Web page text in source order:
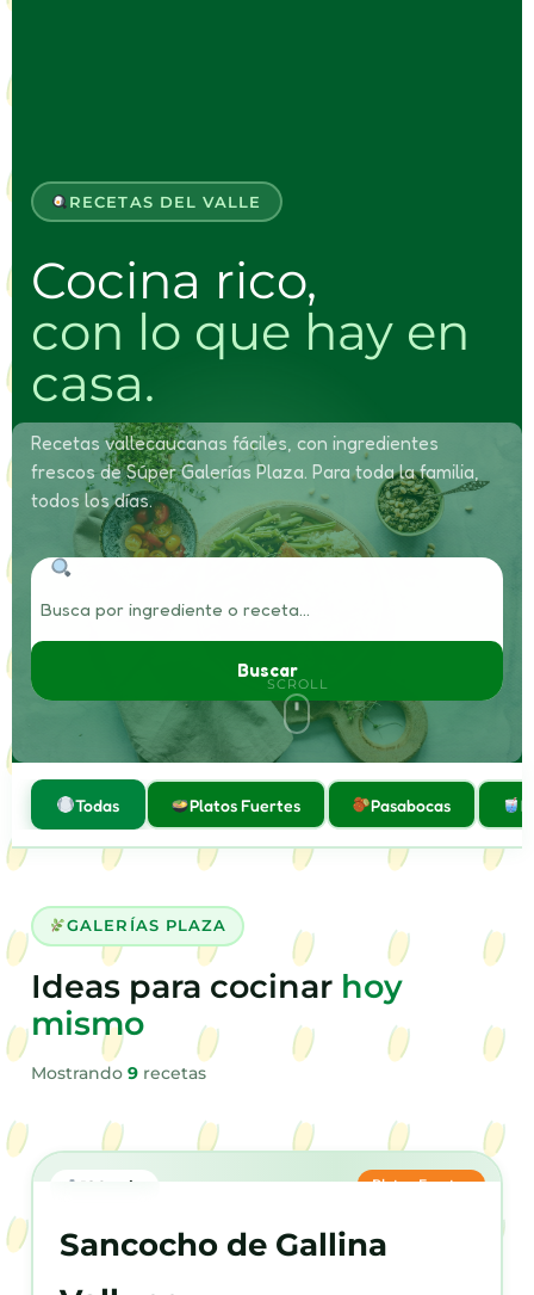
RECETAS DEL VALLE
Cocina rico,
con lo que hay en
casa.
Recetas vallecaucanas fáciles, con ingredientes
frescos de Súper Galerías Plaza. Para toda la familia,
todos los días.
Buscar
SCROLL
Todas Platos Fuertes Pasabocas
GALERÍAS PLAZA
Ideas para cocinar hoy
mismo
Mostrando 9 recetas
120 min Platos Fuertes
Sancocho de Gallina